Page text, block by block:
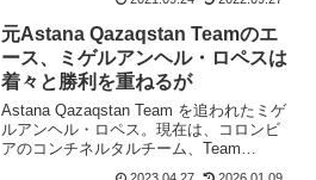
ローザは、コンタドール財団のプロチー
ム体制では初めての補強となる。EOL...
元Astana Qazaqstan Teamのエ
ース、ミゲルアンヘル・ロペスは
着々と勝利を重ねるが
Astana Qazaqstan Team を追われたミゲ
ルアンヘル・ロペス。現在は、コロンビ
アのコンチネルタルチーム、Team
Medellin – EPMで走っているが着々と勝